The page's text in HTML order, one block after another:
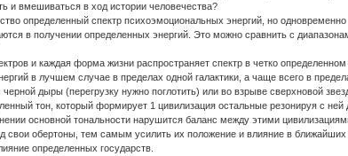
и вмешиваться в ход истории человечества?
определенный спектр психоэмоциональных энергий, но
в получении определенных энергий. Это можно сравнить с
и каждая форма жизни распространяет спектр в четко
в лучшем случае в пределах одной галактики, а чаще всего в
дыры (перегрузку нужно поглотить) или во взрыве сверхновой
тон, который формирует 1 цивилизация остальные резонируя с
основной тональности нарушится баланс между этими
свои обертоны, тем самым усилить их положение и влияние в
определенных государств.